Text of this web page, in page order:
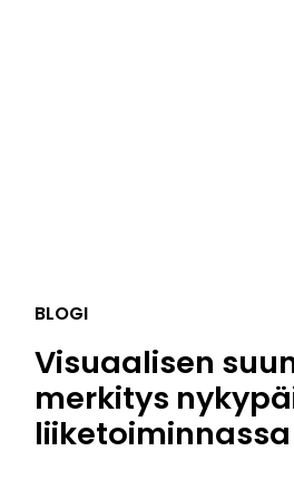
BLOGI
Visuaalisen
merkitys
liiketoiminnassa